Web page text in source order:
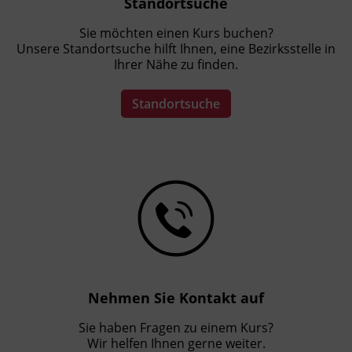
(Schwangerschaft, Säuglingsalter,
motorische Entwicklung, Entwicklung
von Intelligenz und Emotionen,
Neuropädiatrie, Signale der Kinder und
Frühförderung und interdisziplinärer
Fokus (sensorische Integration,
Familienbegleitung (Frühgeburtlichkeit,
Elternberatung und -begleitung,
systemische Beratung)
Einblick in spezielle Förderkonzepte
Rechts- und Berufskunde, medizinische
Persönlichkeitsbildung und
Begleitkompetenz
Frühförderung und Familienbegleitung
im Blick wissenschaftlicher Forschung
Sie möchten einen Kurs buchen?
Unsere Standortsuche hilft Ihnen, eine Bezirksstelle in
Ihrer Nähe zu finden.
Standortsuche
Nehmen Sie Kontakt auf
Sie haben Fragen zu einem Kurs?
Wir helfen Ihnen gerne weiter.